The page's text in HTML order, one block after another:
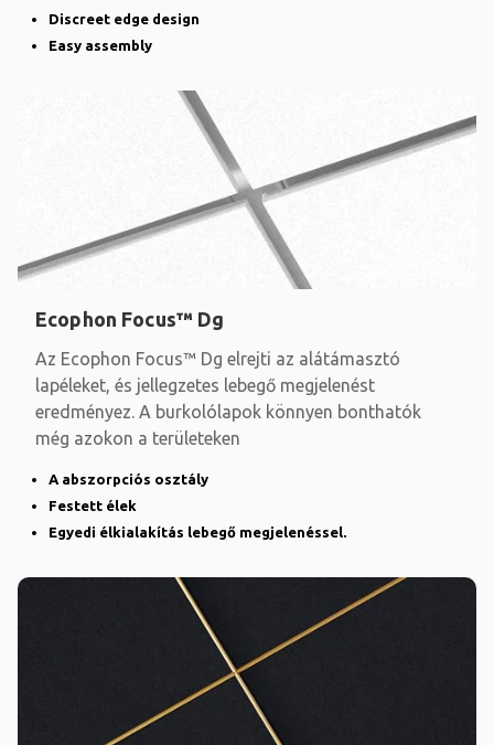
Discreet edge design
Easy assembly
Ecophon Focus™ Dg
Az Ecophon Focus™ Dg elrejti az alátámasztó
lapéleket, és jellegzetes lebegő megjelenést
eredményez. A burkolólapok könnyen bonthatók
még azokon a területeken
A abszorpciós osztály
Festett élek
Egyedi élkialakítás lebegő megjelenéssel.